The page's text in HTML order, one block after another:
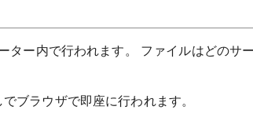
ター内で行われます。 ファイルはどのサ
ブラウザで即座に行われます。